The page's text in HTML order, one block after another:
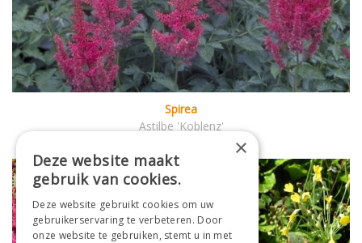
Spirea
Astilbe 'Koblenz'
×
Deze website maakt
gebruik van cookies.
Deze website gebruikt cookies om uw
gebruikerservaring te verbeteren. Door
onze website te gebruiken, stemt u in met